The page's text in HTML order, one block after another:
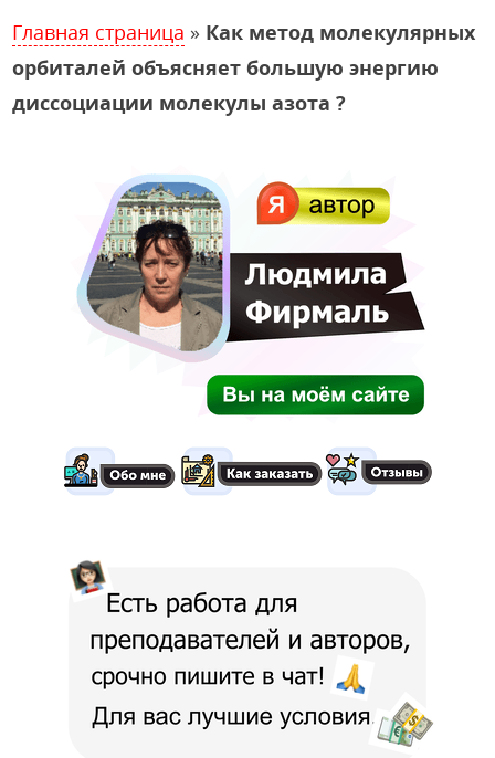
Главная страница » Как метод молекулярных
орбиталей объясняет большую энергию
диссоциации молекулы азота ?